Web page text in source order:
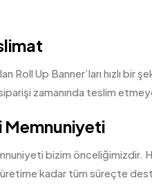
Roll Up Banner’ları hızlı
zamanında teslim
Memnuniyeti
bizim önceliğimizdir.
üretime kadar tüm süreçte